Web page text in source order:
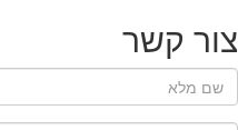
צור קשר
שם מלא*